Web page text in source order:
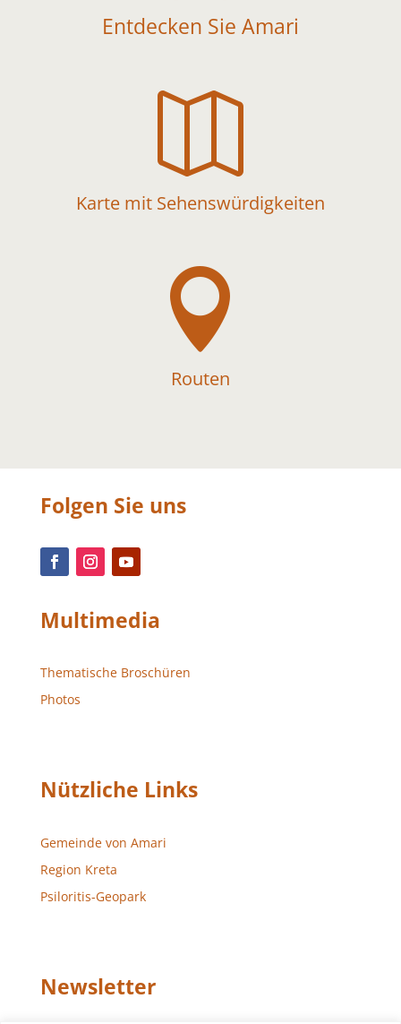
Entdecken Sie Amari

Karte mit Sehenswürdigkeiten

Routen
Folgen Sie uns
Multimedia
Thematische Broschüren
Photos
Nützliche Links
Gemeinde von Amari
Region Kreta
Psiloritis-Geopark
Newsletter